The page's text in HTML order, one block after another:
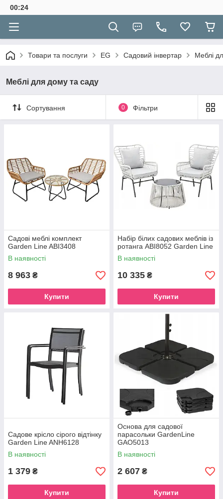
00:24
Товари та послуги EG Садовий інвертар Меблі
Меблі для дому та саду
Сортування 0 Фільтри
Садові меблі комплект
Garden Line ABI3408
В наявності
8 963 ₴
Купити
Набір білих садових меблів із
ротанга ABI8052 Garden Line
В наявності
10 335 ₴
Купити
Садове крісло сірого відтінку
Garden Line ANH6128
В наявності
1 379 ₴
Купити
Основа для садової
парасольки GardenLine
GAO5013
В наявності
2 607 ₴
Купити